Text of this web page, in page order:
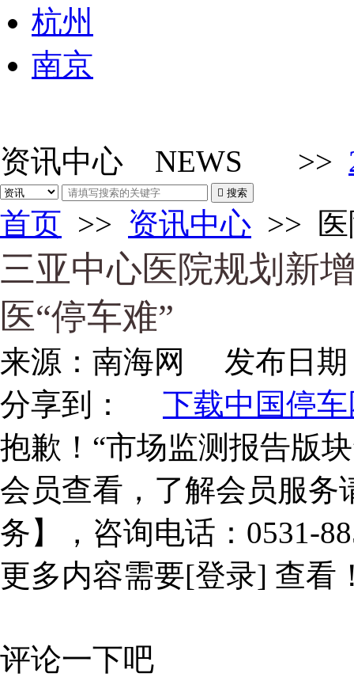
杭州
南京
资讯中心 NEWS >>
 搜索
首页 >> 资讯中心 >>
三亚中心医院规划新
医“停车难”
来源： 南海网
发布日期
分享到：
下载中国停车
抱歉！“市场监测报告版
会员查看，了解会员服务
务】，咨询电话：0531-
更多内容需要[登录] 查看
评论一下吧